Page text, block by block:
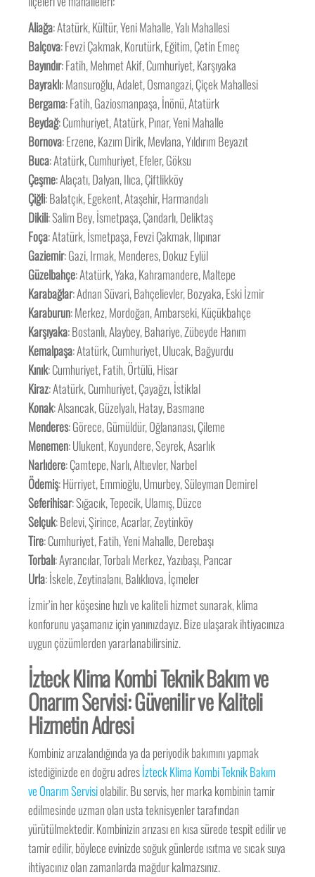
Aliağa: Atatürk, Kültür, Yeni Mahalle, Yalı Mahallesi
Balçova: Fevzi Çakmak, Korutürk, Eğitim, Çetin Emeç
Bayındır: Fatih, Mehmet Akif, Cumhuriyet, Karşıyaka
Bayraklı: Mansuroğlu, Adalet, Osmangazi, Çiçek Mahallesi
Bergama: Fatih, Gaziosmanpaşa, İnönü, Atatürk
Beydağ: Cumhuriyet, Atatürk, Pınar, Yeni Mahalle
Bornova: Erzene, Kazım Dirik, Mevlana, Yıldırım Beyazıt
Buca: Atatürk, Cumhuriyet, Efeler, Göksu
Çeşme: Alaçatı, Dalyan, Ilıca, Çiftlikköy
Çiğli: Balatçık, Egekent, Ataşehir, Harmandalı
Dikili: Salim Bey, İsmetpaşa, Çandarlı, Deliktaş
Foça: Atatürk, İsmetpaşa, Fevzi Çakmak, Ilıpınar
Gaziemir: Gazi, Irmak, Menderes, Dokuz Eylül
Güzelbahçe: Atatürk, Yaka, Kahramandere, Maltepe
Karabağlar: Adnan Süvari, Bahçelievler, Bozyaka, Eski İzmir
Karaburun: Merkez, Mordoğan, Ambarseki, Küçükbahçe
Karşıyaka: Bostanlı, Alaybey, Bahariye, Zübeyde Hanım
Kemalpaşa: Atatürk, Cumhuriyet, Ulucak, Bağyurdu
Kınık: Cumhuriyet, Fatih, Örtülü, Hisar
Kiraz: Atatürk, Cumhuriyet, Çayağzı, İstiklal
Konak: Alsancak, Güzelyalı, Hatay, Basmane
Menderes: Görece, Gümüldür, Oğlananası, Çileme
Menemen: Ulukent, Koyundere, Seyrek, Asarlık
Narlıdere: Çamtepe, Narlı, Altıevler, Narbel
Ödemiş: Hürriyet, Emmioğlu, Umurbey, Süleyman Demirel
Seferihisar: Sığacık, Tepecik, Ulamış, Düzce
Selçuk: Belevi, Şirince, Acarlar, Zeytinköy
Tire: Cumhuriyet, Fatih, Yeni Mahalle, Derebaşı
Torbalı: Ayrancılar, Torbalı Merkez, Yazıbaşı, Pancar
Urla: İskele, Zeytinalanı, Balıklıova, İçmeler
İzmir’in her köşesine hızlı ve kaliteli hizmet sunarak, klima
konforunu yaşamanız için yanınızdayız. Bize ulaşarak ihtiyacınıza
uygun çözümlerden yararlanabilirsiniz.
İzteck Klima Kombi Teknik Bakım ve
Onarım Servisi: Güvenilir ve Kaliteli
Hizmetin Adresi
Kombiniz arızalandığında ya da periyodik bakımını yapmak
istediğinizde en doğru adresİzteck Klima Kombi Teknik Bakım
ve Onarım Servisiolabilir. Bu servis, her marka kombinin tamir
edilmesinde uzman olan usta teknisyenler tarafından
yürütülmektedir. Kombinizin arızası en kısa sürede tespit edilir ve
tamir edilir, böylece evinizde soğuk günlerde ısıtma ve sıcak suya
ihtiyacınız olan zamanlarda mağdur kalmazsınız.